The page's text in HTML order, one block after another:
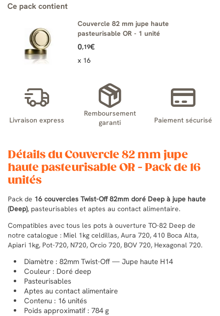
Ce pack contient
Couvercle 82 mm jupe haute
pasteurisable OR - 1 unité
0,19€
x 16
Livraison express
Remboursement
garanti
Paiement sécurisé
Détails du Couvercle 82 mm jupe
haute pasteurisable OR - Pack de 16
unités
Pack de 16 couvercles Twist-Off 82mm doré Deep à jupe haute
(Deep), pasteurisables et aptes au contact alimentaire.
Compatibles avec tous les pots à ouverture TO-82 Deep de
notre catalogue : Miel 1kg celdillas, Aura 720, 410 Boca Alta,
Apiari 1kg, Pot-720, N720, Orcio 720, BOV 720, Hexagonal 720.
Diamètre : 82mm Twist-Off — Jupe haute H14
Couleur : Doré deep
Pasteurisables
Aptes au contact alimentaire
Contenu : 16 unités
Poids approximatif : 784 g